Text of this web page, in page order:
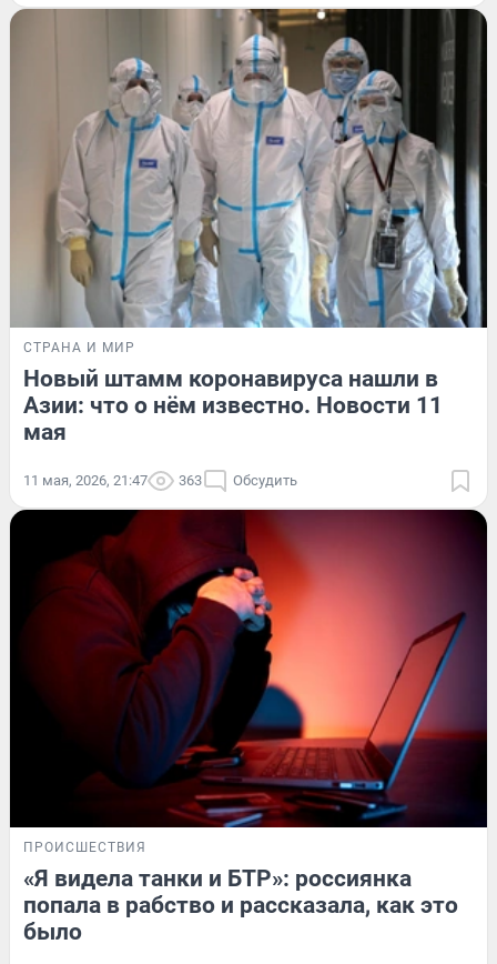
СТРАНА И МИР
Новый штамм коронавируса нашли в
Азии: что о нём известно. Новости 11
мая
11 мая, 2026, 21:47 363 Обсудить
ПРОИСШЕСТВИЯ
«Я видела танки и БТР»: россиянка
попала в рабство и рассказала, как это
было